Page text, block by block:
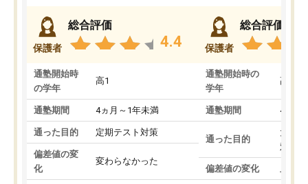
保護者
総合評価
4.4
通塾開始時
の学年
高1
通塾期間 4ヵ月～1年未満
通った目的 定期テスト対策
偏差値の変
化
変わらなかった
保護者
総合評価
通塾開始時の
学年
高3
通塾期間 4ヵ月
通った目的
大学
対策
偏差値の変化 上が